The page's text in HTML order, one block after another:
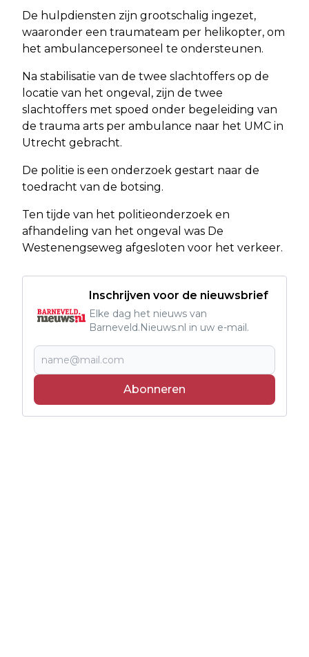
De hulpdiensten zijn grootschalig ingezet,
waaronder een traumateam per helikopter, om
het ambulancepersoneel te ondersteunen.
Na stabilisatie van de twee slachtoffers op de
locatie van het ongeval, zijn de twee
slachtoffers met spoed onder begeleiding van
de trauma arts per ambulance naar het UMC in
Utrecht gebracht.
De politie is een onderzoek gestart naar de
toedracht van de botsing.
Ten tijde van het politieonderzoek en
afhandeling van het ongeval was De
Westenengseweg afgesloten voor het verkeer.
Inschrijven voor de nieuwsbrief
Elke dag het nieuws van
Barneveld.Nieuws.nl in uw e-mail.
Abonneren